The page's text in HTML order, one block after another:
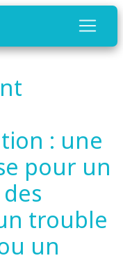
: une
pour un
trouble
un